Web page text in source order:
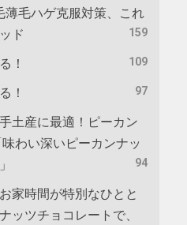
薄毛ハゲ克服対策、これ
ド
159
！ 109
！ 97
土産に最適！ピーカン
わい深いピーカンナッ
94
家時間が特別なひとと
ッツチョコレートで、